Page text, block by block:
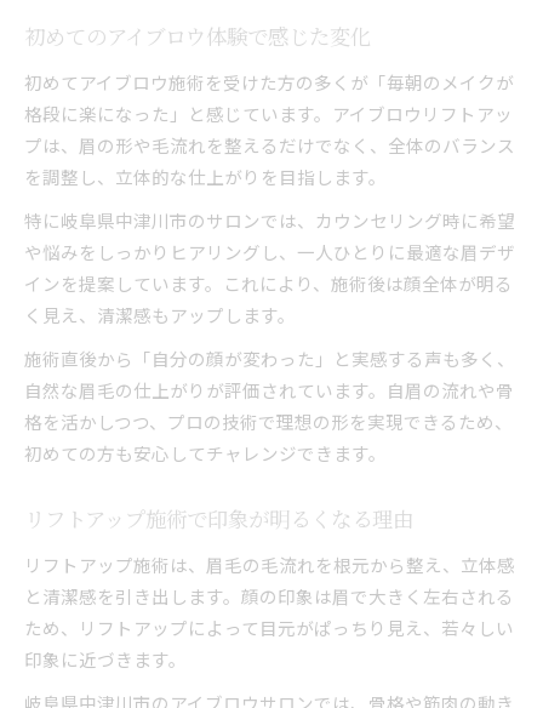
初めてのアイブロウ体験で感じた変化
初めてアイブロウ施術を受けた方の多くが「毎朝のメイクが
格段に楽になった」と感じています。アイブロウリフトアッ
プは、眉の形や毛流れを整えるだけでなく、全体のバランス
を調整し、立体的な仕上がりを目指します。
特に岐阜県中津川市のサロンでは、カウンセリング時に希望
や悩みをしっかりヒアリングし、一人ひとりに最適な眉デザ
インを提案しています。これにより、施術後は顔全体が明る
く見え、清潔感もアップします。
施術直後から「自分の顔が変わった」と実感する声も多く、
自然な眉毛の仕上がりが評価されています。自眉の流れや骨
格を活かしつつ、プロの技術で理想の形を実現できるため、
初めての方も安心してチャレンジできます。
リフトアップ施術で印象が明るくなる理由
リフトアップ施術は、眉毛の毛流れを根元から整え、立体感
と清潔感を引き出します。顔の印象は眉で大きく左右される
ため、リフトアップによって目元がぱっちり見え、若々しい
印象に近づきます。
岐阜県中津川市のアイブロウサロンでは、骨格や筋肉の動き